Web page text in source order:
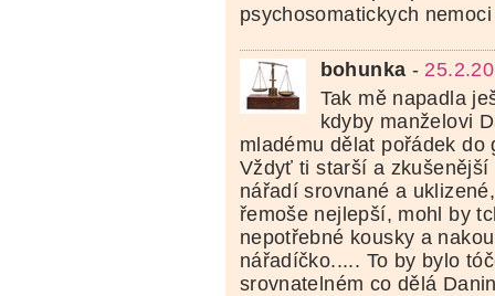
psychosomatickych
bohunka -
Tak mě napadla
kdyby manželovi
mladému dělat pořádek
Vždyť ti starší a
nářadí srovnané a
řemoše nejlepší, mohl by
nepotřebné kousky a
nářadíčko..... To by bylo
srovnatelném co dělá